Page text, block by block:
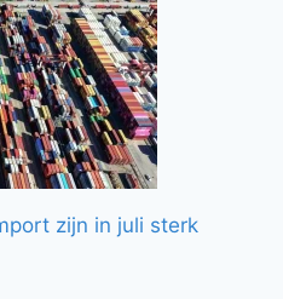
zijn in juli sterk